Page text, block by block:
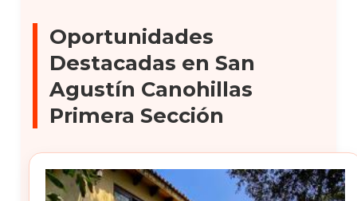
Oportunidades
Destacadas en San
Agustín Canohillas
Primera Sección